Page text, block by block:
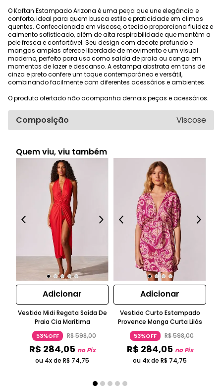
O Kaftan Estampado Arizona é uma peça que une elegância e
conforto, ideal para quem busca estilo e praticidade em climas
quentes. Confeccionado em viscose, o tecido proporciona fluidez e
caimento sofisticado, além de alta respirabilidade que mantém a
pele fresca e confortável. Seu design com decote profundo e
mangas amplas oferece liberdade de movimento e um visual
moderno, perfeito para uso como saída de praia ou canga em
momentos de lazer e descanso. A estampa abstrata em tons de
cinza e preto confere um toque contemporâneo e versátil,
combinando facilmente com diferentes acessórios e ambientes.
O produto ofertado não acompanha demais peças e acessórios.
Composição Viscose
Quem viu, viu também
Adicionar
Vestido Midi Regata Saída De
Praia Cia Marítima
53%OFF R$598,00
R$ 284,05 no Pix
ou 4x de R$ 74,75
Adicionar
Vestido Curto Estampado
Provence Manga Curta Lilás
53%OFF R$598,00
R$ 284,05 no Pix
ou 4x de R$ 74,75